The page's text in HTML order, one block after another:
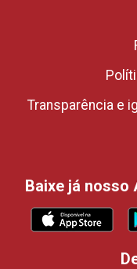
Transparência e
Baixe já nosso